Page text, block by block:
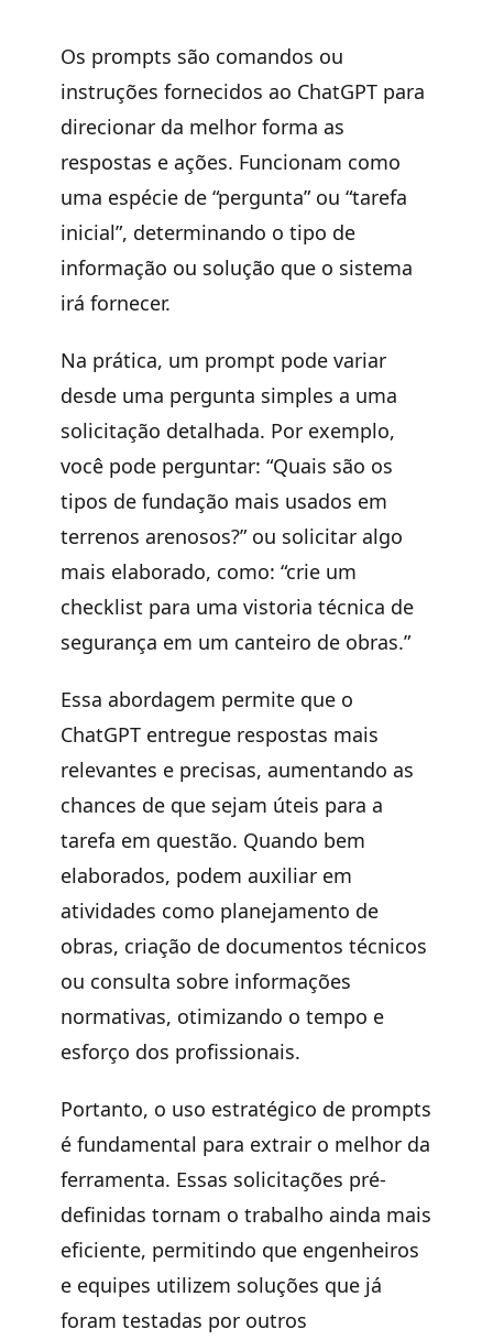
Os prompts são comandos ou
instruções fornecidos ao ChatGPT para
direcionar da melhor forma as
respostas e ações. Funcionam como
uma espécie de “pergunta” ou “tarefa
inicial”, determinando o tipo de
informação ou solução que o sistema
irá fornecer.
Na prática, um prompt pode variar
desde uma pergunta simples a uma
solicitação detalhada. Por exemplo,
você pode perguntar: “Quais são os
tipos de fundação mais usados em
terrenos arenosos?” ou solicitar algo
mais elaborado, como: “crie um
checklist para uma vistoria técnica de
segurança em um canteiro de obras.”
Essa abordagem permite que o
ChatGPT entregue respostas mais
relevantes e precisas, aumentando as
chances de que sejam úteis para a
tarefa em questão. Quando bem
elaborados, podem auxiliar em
atividades como planejamento de
obras, criação de documentos técnicos
ou consulta sobre informações
normativas, otimizando o tempo e
esforço dos profissionais.
Portanto, o uso estratégico de prompts
é fundamental para extrair o melhor da
ferramenta. Essas solicitações pré-
definidas tornam o trabalho ainda mais
eficiente, permitindo que engenheiros
e equipes utilizem soluções que já
foram testadas por outros